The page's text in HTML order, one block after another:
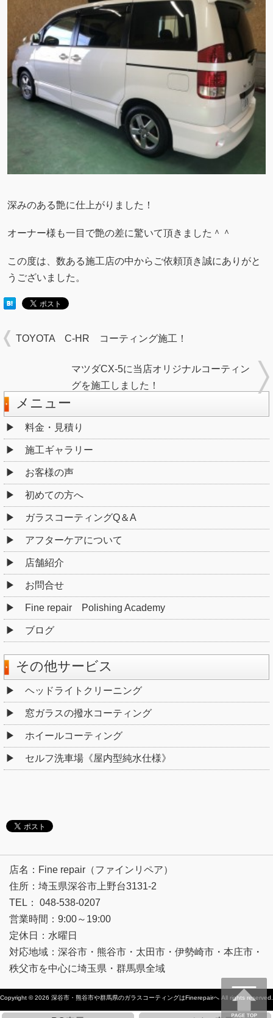
深みのある艶に仕上がりました！
オーナー様も一目で艶の差に驚いて頂きました＾＾
この度は、数ある施工店の中からご依頼頂き誠にありがと
うございました。
TOYOTA C-HR コーティング施工！
マツダCX-5に当店オリジナルコーティン
グを施工しました！
メニュー
料金・見積り
施工ギャラリー
お客様の声
初めての方へ
ガラスコーティングQ＆A
アフターケアについて
店舗紹介
お問合せ
Fine repair Polishing Academy
ブログ
その他サービス
ヘッドライトクリーニング
窓ガラスの撥水コーティング
ホイールコーティング
セルフ洗車場《屋内型純水仕様》
店名：Fine repair（ファインリペア）
住所：埼玉県深谷市上野台3131-2
TEL： 048-538-0207
営業時間：9:00～19:00
定休日：水曜日
対応地域：深谷市・熊谷市・太田市・伊勢崎市・本庄市・
秩父市を中心に埼玉県・群馬県全域
Copyright © 2026 深谷市・熊谷市や群馬県のガラスコーティングはFinerepairへ All rights reserved.